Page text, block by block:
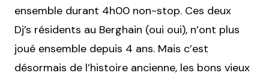
ensemble durant 4h00 non-stop. Ces deux
Dj’s résidents au Berghain (oui oui), n’ont plus
joué ensemble depuis 4 ans. Mais c’est
désormais de l’histoire ancienne, les bons vieux